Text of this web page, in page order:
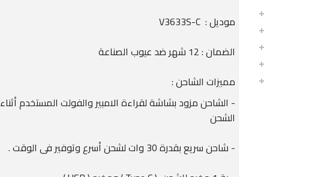
موديل : V3633S-C
الضمان : 12 شهر ضد عيوب الصناعة
مميزات الشاحن :
- الشاحن مزود بشاشة لقراءة الامبير والفولت المستخدم أثناء
الشحن
- شاحن سريع بقدرة 30 وات لشحن أسرع وتوفير فى الوقت .